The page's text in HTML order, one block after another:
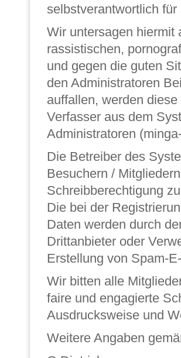
selbstverantwortlich
Wir untersagen hiermit
rassistischen,
und gegen die guten
den Administratoren
auffallen, werden
Verfasser aus dem
Administratoren
Die Betreiber des
Besuchern /
Schreibberechtigung
Die bei der
Daten werden durch
Drittanbieter oder
Erstellung von Spam-
Wir bitten alle
faire und engagierte
Ausdrucksweise und
Weitere Angaben